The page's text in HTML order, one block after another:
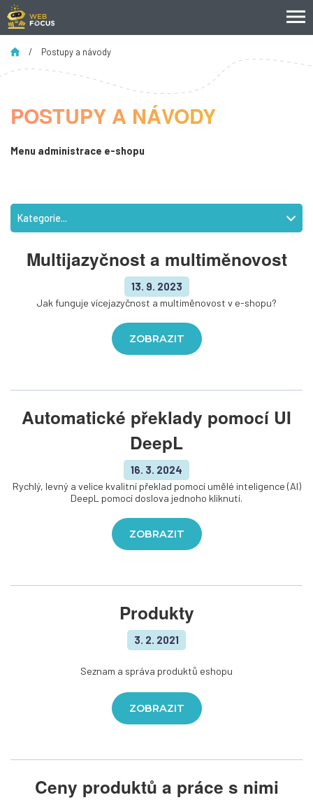
POSTUPY A NÁVODY
/ Postupy a návody
Menu administrace e-shopu
Kategorie...
Multijazyčnost a multiměnovost
13. 9. 2023
Jak funguje vícejazyčnost a multiměnovost v e-shopu?
ZOBRAZIT
Automatické překlady pomocí UI
DeepL
16. 3. 2024
Rychlý, levný a velice kvalitní překlad pomocí umělé inteligence (AI)
DeepL pomocí doslova jednoho kliknutí.
ZOBRAZIT
Produkty
3. 2. 2021
Seznam a správa produktů eshopu
ZOBRAZIT
Ceny produktů a práce s nimi